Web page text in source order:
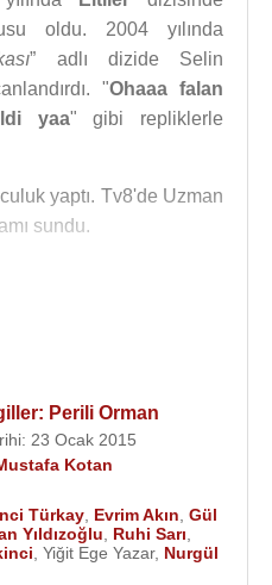
oldu. 2004 yılında
” adlı dizide Selin
"Ohaaa falan
yaa" gibi repliklerle
yaptı. Tv8'de Uzman
sundu.
17 yaşındayken Müjdat
öğrenciliği yaptığı
ile evlendi, Evliliği
boşandı.
Perili Orman
23 Ocak 2015
Kotan
Türkay Evrim Akın Gül
Yıldızoğlu Ruhi Sarı
Yiğit Ege Yazar, Nurgül